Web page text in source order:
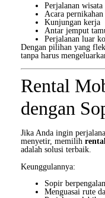
Perjalanan wisata
Acara
Kunjungan kerja
Antar jemput
Perjalanan luar
Dengan pilihan yang
tanpa harus
Rental
dengan
Jika Anda ingin
menyetir, memilih
adalah solusi terbaik.
Keunggulannya:
Sopir
Menguasai rute